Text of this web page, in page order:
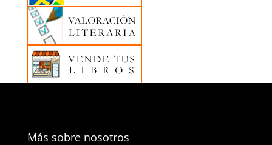
Más sobre nosotros